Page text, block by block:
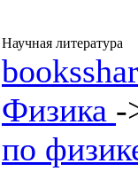
Научная литература
Физика -
по